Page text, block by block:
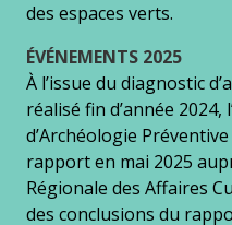
des espaces verts.
ÉVÉNEMENTS 2025
À l’issue du diagnostic
réalisé fin d’année
d’Archéologie
rapport en mai 2025
Régionale des Affaires
des conclusions du